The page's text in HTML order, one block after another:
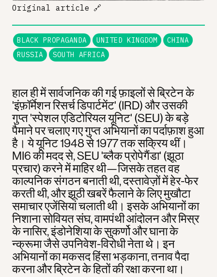
हाल ही में सार्वजनिक की गई फ़ाइलों से ब्रिटेन के
'इंफ़ॉर्मेशन रिसर्च डिपार्टमेंट' (IRD) और उसकी
गुप्त 'स्पेशल एडिटोरियल यूनिट' (SEU) के बड़े
पैमाने पर चलाए गए गुप्त अभियानों का पर्दाफ़ाश हुआ
है। ये यूनिट 1948 से 1977 तक सक्रिय थीं।
MI6 की मदद से, SEU 'ब्लैक प्रोपेगैंडा' (झूठा
प्रचार) करने में माहिर थी—जिसके तहत वह
काल्पनिक संगठन बनाती थी, दस्तावेज़ों में हेर-फेर
करती थी, और झूठी खबरें फैलाने के लिए मुखौटा
समाचार एजेंसियां ​​चलाती थी। इसके अभियानों का
निशाना सोवियत संघ, वामपंथी आंदोलन और मिस्र
के नासिर, इंडोनेशिया के सुकर्णो और घाना के
न्क्रूमा जैसे उपनिवेश-विरोधी नेता थे। इन
अभियानों का मकसद हिंसा भड़काना, तनाव पैदा
करना और ब्रिटेन के हितों की रक्षा करना था।
Original article 🔗
BLACK PROPAGANDA UNITED KINGDOM
CHINA
RUSSIA
SOUTH AFRICA